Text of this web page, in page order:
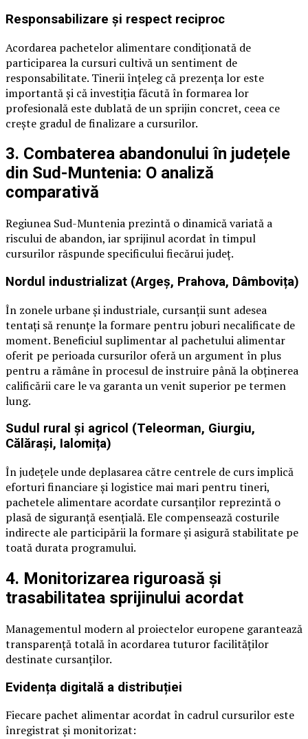
Responsabilizare și respect reciproc
Acordarea pachetelor alimentare condiționată de
participarea la cursuri cultivă un sentiment de
responsabilitate. Tinerii înțeleg că prezența lor este
importantă și că investiția făcută în formarea lor
profesională este dublată de un sprijin concret, ceea ce
crește gradul de finalizare a cursurilor.
3. Combaterea abandonului în județele
din Sud-Muntenia: O analiză
comparativă
Regiunea Sud-Muntenia prezintă o dinamică variată a
riscului de abandon, iar sprijinul acordat în timpul
cursurilor răspunde specificului fiecărui județ.
Nordul industrializat (Argeș, Prahova, Dâmbovița)
În zonele urbane și industriale, cursanții sunt adesea
tentați să renunțe la formare pentru joburi necalificate de
moment. Beneficiul suplimentar al pachetului alimentar
oferit pe perioada cursurilor oferă un argument în plus
pentru a rămâne în procesul de instruire până la obținerea
calificării care le va garanta un venit superior pe termen
lung.
Sudul rural și agricol (Teleorman, Giurgiu,
Călărași, Ialomița)
În județele unde deplasarea către centrele de curs implică
eforturi financiare și logistice mai mari pentru tineri,
pachetele alimentare acordate cursanților reprezintă o
plasă de siguranță esențială. Ele compensează costurile
indirecte ale participării la formare și asigură stabilitate pe
toată durata programului.
4. Monitorizarea riguroasă și
trasabilitatea sprijinului acordat
Managementul modern al proiectelor europene garantează
transparență totală în acordarea tuturor facilităților
destinate cursanților.
Evidența digitală a distribuției
Fiecare pachet alimentar acordat în cadrul cursurilor este
înregistrat și monitorizat: